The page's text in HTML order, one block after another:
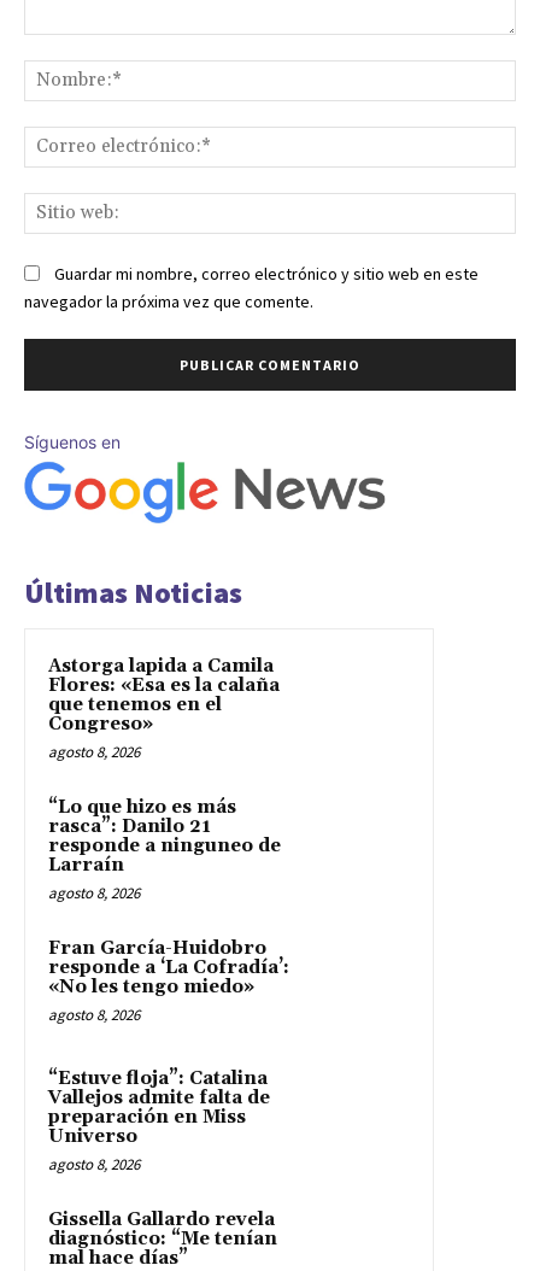
Guardar mi nombre, correo electrónico y sitio web en este
navegador la próxima vez que comente.
Síguenos en
Últimas Noticias
Astorga lapida a Camila
Flores: «Esa es la calaña
que tenemos en el
Congreso»
agosto 8, 2026
“Lo que hizo es más
rasca”: Danilo 21
responde a ninguneo de
Larraín
agosto 8, 2026
Fran García-Huidobro
responde a ‘La Cofradía’:
«No les tengo miedo»
agosto 8, 2026
“Estuve floja”: Catalina
Vallejos admite falta de
preparación en Miss
Universo
agosto 8, 2026
Gissella Gallardo revela
diagnóstico: “Me tenían
mal hace días”